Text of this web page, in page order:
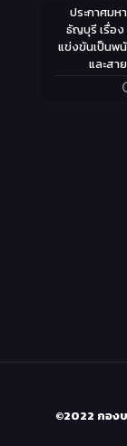
ประกาศมห
ธัญบุรี เรื่อ
แข่งขันเป็นพ
และสา
©2022 กอง